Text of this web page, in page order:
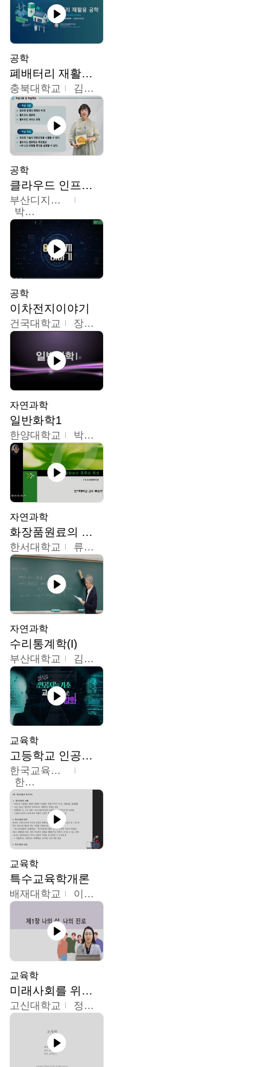
공학
폐배터리 재활용 공학
충북대학교 김영재,최진섭,한성수,한요셉,윤문수,박유세,강동우,박민준,이동주,조채용
공학
클라우드 인프라 구축 및 활용
부산디지털대학교
박수현
공학
이차전지이야기
건국대학교 장호현
자연과학
일반화학1
한양대학교 박경호
자연과학
화장품원료의 종류와 특성
한서대학교 류은주
자연과학
수리통계학(I)
부산대학교 김충락
교육학
고등학교 인공지능 기초 교수ㆍ학습 역량 강화
한국교육학술정보원
한국교육학술정보원
교육학
특수교육학개론
배재대학교 이현주
교육학
미래사회를 위한 진로 탐색 및 설계
고신대학교 정주영